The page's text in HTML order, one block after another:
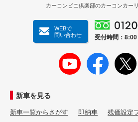
カーコンビニ倶楽部のカーコンカー
WEBで
問い合わせ
受付時間：
新車を見る
新車一覧からさがす 即納車
残価設定